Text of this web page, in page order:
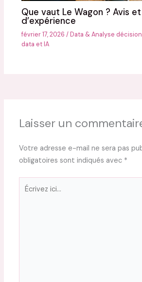
Que vaut Le Wagon ? Avis
d’expérience
février 17, 2026/Data & Analyse
data et IA
Laisser un
Votre adresse e-mail ne sera pas
obligatoires sont indiqués avec *
Écrivez